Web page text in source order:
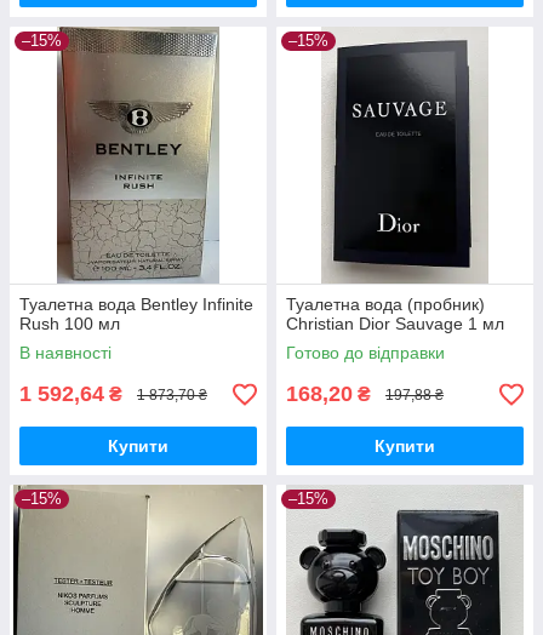
–15%
Туалетна вода Bentley Infinite
Rush 100 мл
В наявності
1 592,64 ₴ 1 873,70 ₴
Купити
–15%
Туалетна вода (пробник)
Christian Dior Sauvage 1 мл
Готово до відправки
168,20 ₴ 197,88 ₴
Купити
–15% –15%